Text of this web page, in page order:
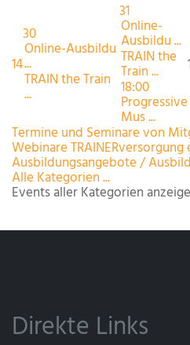
14
30
Online-Ausbildu
...
TRAIN the Train
...
31
Online-
Ausbildu ...
TRAIN the
Train ...
18:00
Progressive
Mus ...
Termine und Seminare von
Webinare TRAINERversorgung
Ausbildungsangebote /
Alle Kategorien ...
Events aller Kategorien
Direkte Links